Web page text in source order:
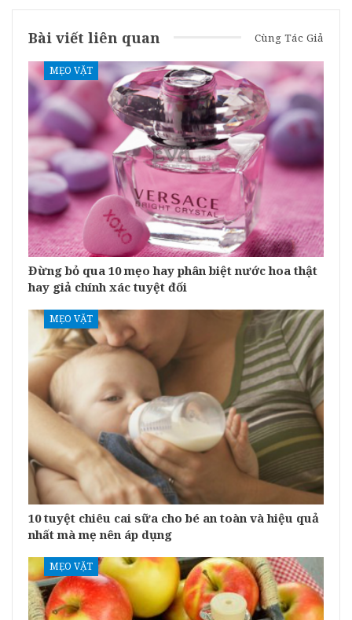
Bài viết liên quan Cùng Tác Giả
MẸO VẶT
Đừng bỏ qua 10 mẹo hay phân biệt nước hoa thật
hay giả chính xác tuyệt đối
MẸO VẶT
10 tuyệt chiêu cai sữa cho bé an toàn và hiệu quả
nhất mà mẹ nên áp dụng
MẸO VẶT